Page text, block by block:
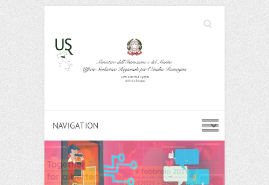
Search
Cerca